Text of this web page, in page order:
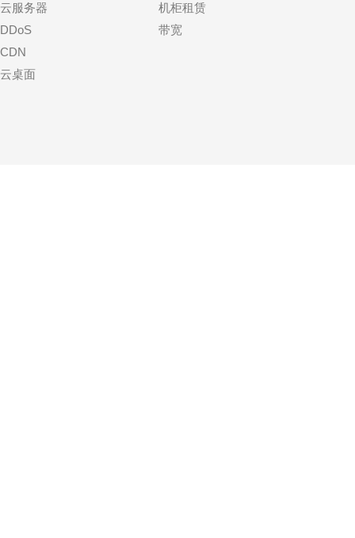
云服务器
DDoS
CDN
云桌面
机柜租赁
带宽